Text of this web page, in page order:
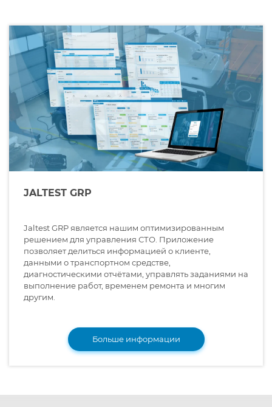
JALTEST GRP
Jaltest GRP является нашим оптимизированным
решением для управления СТО. Приложение
позволяет делиться информацией о клиенте,
данными о транспортном средстве,
диагностическими отчётами, управлять заданиями на
выполнение работ, временем ремонта и многим
другим.
Больше информации